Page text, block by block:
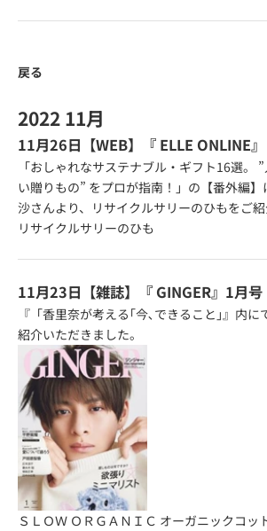
戻る
2022 11月
11月26日【WEB】『 ELLE ONLINE』
「おしゃれなサステナブル・ギフト16選。
い贈りもの” をプロが指南！」の【番外編
沙さんより、リサイクルサリーのひもをご紹
リサイクルサリーのひも
11月23日【雑誌】『 GINGER』1月号
『「香里奈が考える｢今､できること｣』内に
紹介いただきました。
ＳＬＯＷ ＯＲＧＡＮＩＣ オーガニックコッ